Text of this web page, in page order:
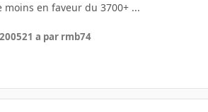
moins en faveur du 3700+ ...
21 a par rmb74